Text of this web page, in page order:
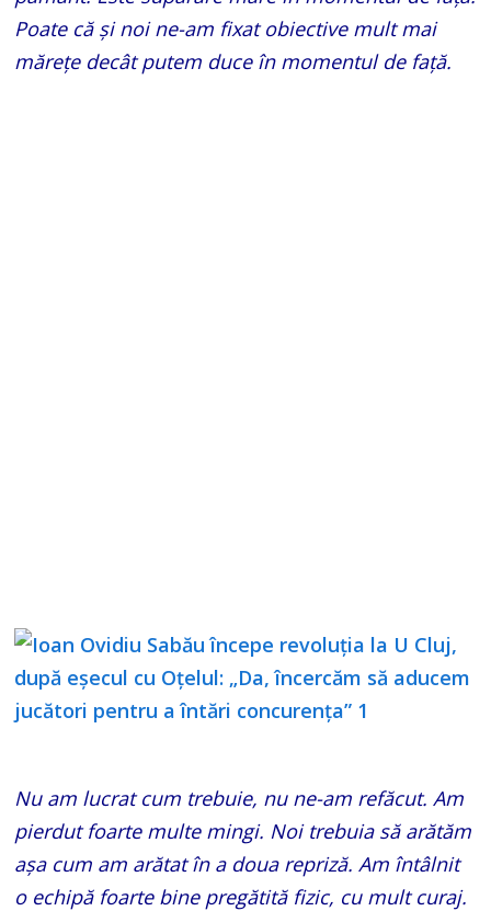
Poate că şi noi ne-am fixat obiective mult mai
măreţe decât putem duce în momentul de faţă.
Nu am lucrat cum trebuie, nu ne-am refăcut. Am
pierdut foarte multe mingi. Noi trebuia să arătăm
aşa cum am arătat în a doua repriză. Am întâlnit
o echipă foarte bine pregătită fizic, cu mult curaj.